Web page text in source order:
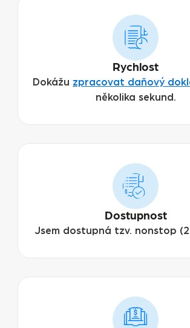
Rychlost
Dokážu zpracovat daňový
několika sekund.
Dostupnost
Jsem dostupná tzv. nonstop